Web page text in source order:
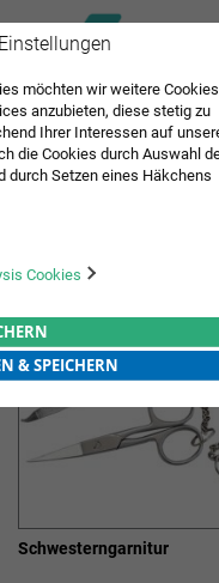
Schwesterngarnitur
PFLEGEBEDARF
möchten wir weitere Cookies
anzubieten, diese stetig zu
Ihrer Interessen auf
die Cookies durch Auswahl
durch Setzen eines Häkchens
in unserer
Cookies
& SPEICHERN